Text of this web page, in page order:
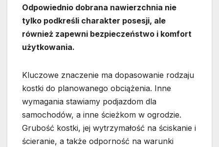
Odpowiednio dobrana nawierzchnia nie
tylko podkreśli charakter posesji, ale
również zapewni bezpieczeństwo i komfort
użytkowania.
Kluczowe znaczenie ma dopasowanie rodzaju
kostki do planowanego obciążenia. Inne
wymagania stawiamy podjazdom dla
samochodów, a inne ścieżkom w ogrodzie.
Grubość kostki, jej wytrzymałość na ściskanie i
ścieranie, a także odporność na warunki